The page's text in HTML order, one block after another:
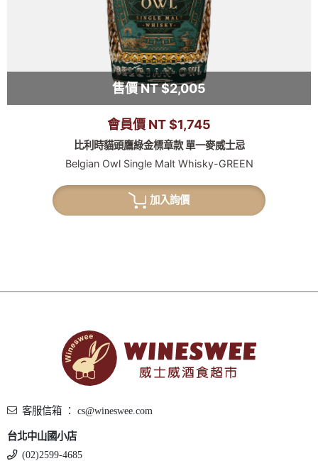
售價 NT $2,005
會員價 NT $1,745
比利時貓頭鷹綠金標章款 單一麥威士忌
Belgian Owl Single Malt Whisky-GREEN
加入詢價
客服信箱 ： cs@wineswee.com
台北中山國小店
(02)2599-4685